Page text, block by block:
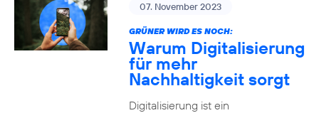
07. November 2023
GRÜNER WIRD ES NOCH:
Warum Digitalisierung
für mehr
Nachhaltigkeit sorgt
Digitalisierung ist ein